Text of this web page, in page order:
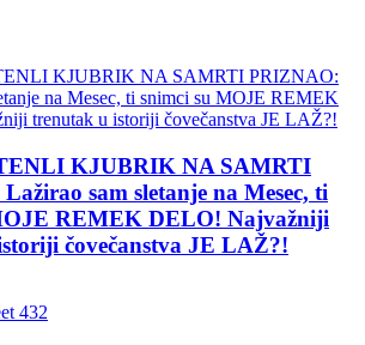
KJUBRIK NA SAMRTI
sam sletanje na Mesec, ti
REMEK DELO! Najvažniji
čovečanstva JE LAŽ?!
432